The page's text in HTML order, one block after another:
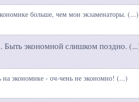
больше, чем мои экзаменаторы. (...)
Быть экономной слишком поздно. (...
экономике - оч-чень не экономно! (...)